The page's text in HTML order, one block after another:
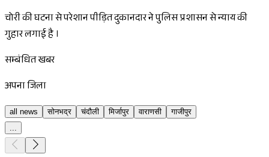
चोरी की घटना से परेशान पीड़ित दुकानदार ने पुलिस प्रशासन से न्याय की
गुहार लगाई है ।
सम्बंधित खबर
अपना जिला
all news सोनभद्र चंदौली मिर्जापुर वाराणसी
गाजीपुर
...